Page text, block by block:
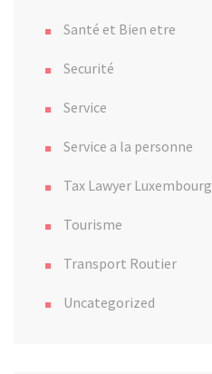
Santé et Bien etre
Securité
Service
Service a la personne
Tax Lawyer Luxembourg
Tourisme
Transport Routier
Uncategorized